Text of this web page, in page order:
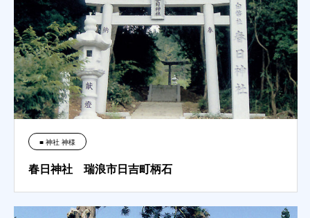
■ 神社 神様
春日神社 瑞浪市日吉町柄石